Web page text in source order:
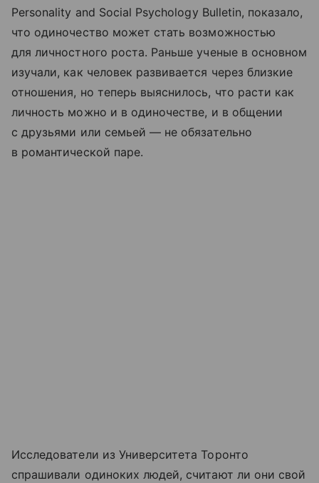
Personality and Social Psychology Bulletin, показало,
что одиночество может стать возможностью
для личностного роста. Раньше ученые в основном
изучали, как человек развивается через близкие
отношения, но теперь выяснилось, что расти как
личность можно и в одиночестве, и в общении
с друзьями или семьей — не обязательно
в романтической паре.
Исследователи из Университета Торонто
спрашивали одиноких людей, считают ли они свой